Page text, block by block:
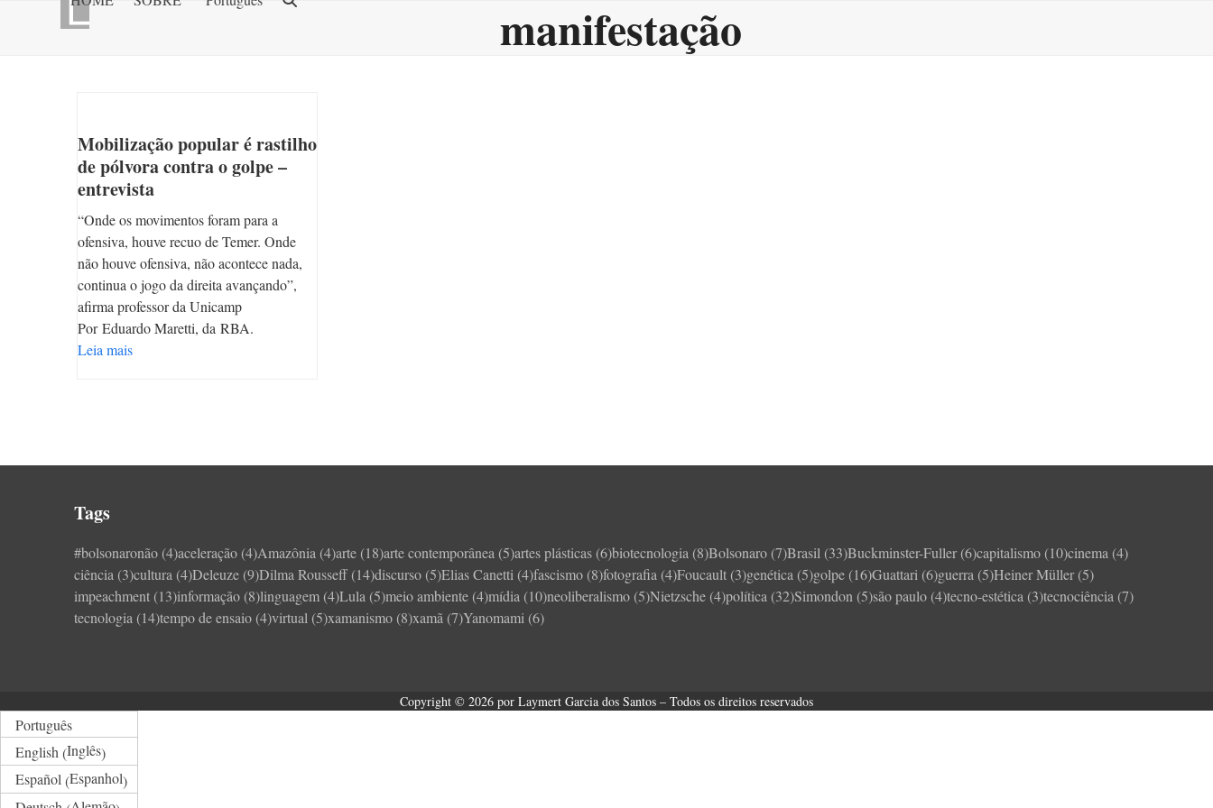
manifestação
Mobilização popular é rastilho
de pólvora contra o golpe –
entrevista
“Onde os movimentos foram para a
ofensiva, houve recuo de Temer. Onde
não houve ofensiva, não acontece nada,
continua o jogo da direita avançando”,
afirma professor da Unicamp
Por Eduardo Maretti, da RBA.
Leia mais
Tags
#bolsonaronão (4)aceleração (4)Amazônia (4)arte (18)arte contemporânea (5)artes plásticas (6)biotecnologia (8)Bolsonaro (7)Brasil (33)Buckminster-Fuller(6)capitalismo (10)cinema (4)
ciência (3)cultura (4)Deleuze (9)Dilma Rousseff (14)discurso (5)Elias Canetti (4)fascismo (8)fotografia (4)Foucault (3)genética (5)golpe (16)Guattari (6)guerra (5)Heiner Müller(5)
impeachment (13)informação (8)linguagem (4)Lula (5)meio ambiente (4)mídia (10)neoliberalismo (5)Nietzsche (4)política (32)Simondon (5)são paulo (4)tecno-estética (3)tecnociência (7)
tecnologia (14)tempo de ensaio (4)virtual (5)xamanismo (8)xamã (7)Yanomami (6)
Copyright © 2026 por Laymert Garcia dos Santos – Todos os direitos reservados
Português
English (Inglês)
Español(Espanhol)